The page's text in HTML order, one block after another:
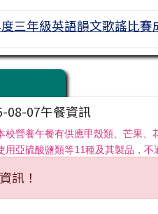
三年級英語韻文歌謠比賽
08-07午餐資訊
營養午餐有供應甲殼類、芒果、
亞硫酸鹽類等11種及其製品，不
訊！